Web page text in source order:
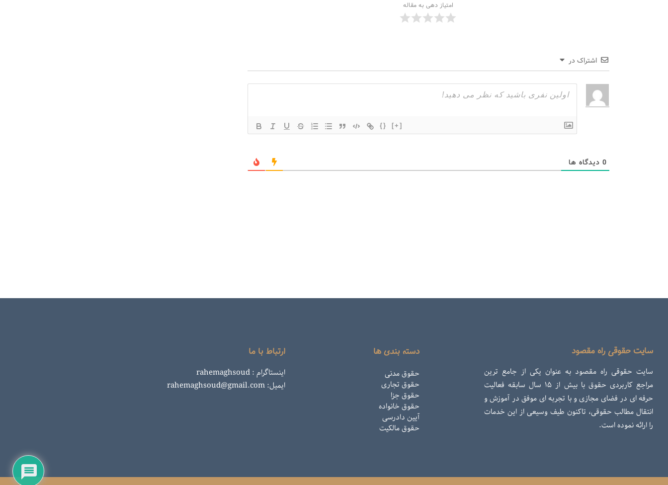
امتیاز دهی به مقاله
اشتراک در
{} [+]
0 دیدگاه ها
سایت حقوقی راه مقصود
سایت حقوقی راه مقصود به عنوان یکی از جامع ترین
مراجع کاربردی حقوق با بیش از ۱۵ سال سابقه فعالیت
حرفه ای در فضای مجازی و با تجربه ای موفق در آموزش و
انتقال مطالب حقوقی، تاکنون طیف وسیعی از این خدمات
را ارائه نموده است.
دسته بندی ها
حقوق مدنی
حقوق تجاری
حقوق جزا
حقوق خانواده
آیین دادرسی
حقوق مالکیت
ارتباط با ما
اینستاگرام : rahemaghsoud
ایمیل: rahemaghsoud@gmail.com